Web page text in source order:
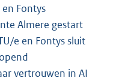
Fontys
Almere gestart
e en Fontys sluit
vertrouwen in AI